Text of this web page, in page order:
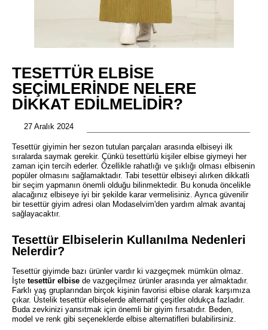
TESETTÜR ELBISE
SEÇIMLERINDE NELERE
DIKKAT EDILMELIDIR?
27 Aralık 2024
Tesettür giyimin her sezon tutulan parçaları arasında elbiseyi ilk
sıralarda saymak gerekir. Çünkü tesettürlü kişiler elbise giymeyi her
zaman için tercih ederler. Özellikle rahatlığı ve şıklığı olması elbisenin
popüler olmasını sağlamaktadır. Tabi tesettür elbiseyi alırken dikkatli
bir seçim yapmanın önemli olduğu bilinmektedir. Bu konuda öncelikle
alacağınız elbiseye iyi bir şekilde karar vermelisiniz. Ayrıca güvenilir
bir tesettür giyim adresi olan Modaselvim'den yardım almak avantaj
sağlayacaktır.
Tesettür Elbiselerin Kullanılma Nedenleri
Nelerdir?
Tesettür giyimde bazı ürünler vardır ki vazgeçmek mümkün olmaz.
İşte tesettür elbise de vazgeçilmez ürünler arasında yer almaktadır.
Farklı yaş gruplarından birçok kişinin favorisi elbise olarak karşımıza
çıkar. Üstelik tesettür elbiselerde alternatif çeşitler oldukça fazladır.
Buda zevkinizi yansıtmak için önemli bir giyim fırsatıdır. Beden,
model ve renk gibi seçeneklerde elbise alternatifleri bulabilirsiniz.